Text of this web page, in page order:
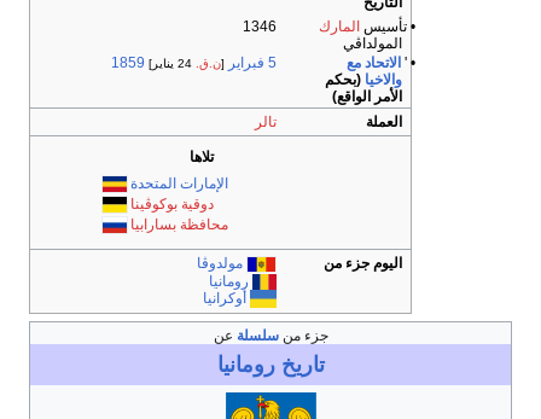
• تأسيس المارك
المولداڤي
1346
• ' الاتحاد مع
والاخيا (بحكم
الأمر الواقع)
5 فبراير [ن.ق. 24 يناير] 1859
العملة تالر
تلاها
الإمارات المتحدة
دوقية بوكوڤينا
محافظة بسارابيا
اليوم جزء من
مولدوڤا
رومانيا
أوكرانيا
جزء منسلسلة عن
تاريخرومانيا